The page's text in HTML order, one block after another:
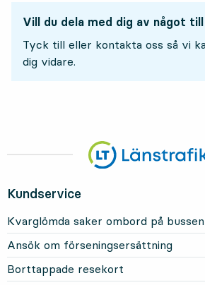
Vill du dela med dig av något
Tyck till eller kontakta oss så vi
dig vidare.
Kundservice
Kvarglömda saker ombord på bussen
Ansök om förseningsersättning
Borttappade resekort